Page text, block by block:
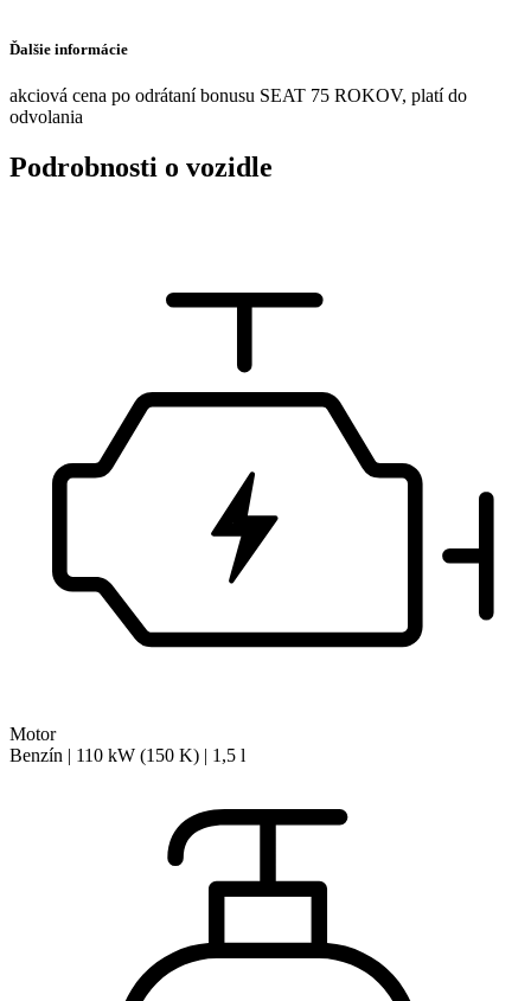
Ďalšie informácie
akciová cena po odrátaní bonusu SEAT 75 ROKOV, platí do
odvolania
Podrobnosti o vozidle
Motor
Benzín | 110 kW (150 K) | 1,5 l